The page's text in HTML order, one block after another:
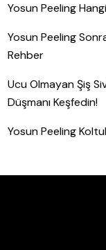
Yosun Peeling
Yosun Peeling
Rehber
Ucu Olmayan Şiş
Düşmanı Keşfedin!
Yosun Peeling